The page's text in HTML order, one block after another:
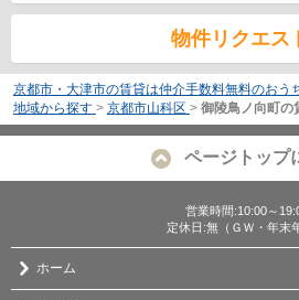
物件リクエス
京都市・大津市の賃貸は仲介手数料無料のおう
地域から探す > 京都市山科区 > 御陵鳥ノ向町の
ページトップ
営業時間:10:00～
定休日:無（ＧＷ・年末
ホーム